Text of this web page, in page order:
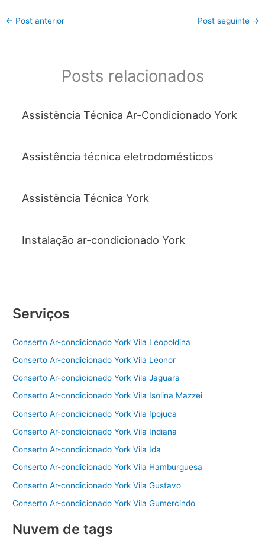
c
k
itt
p
← Post anterior Post seguinte →
Posts relacionados
Assistência Técnica Ar-Condicionado York
Assistência técnica eletrodomésticos
Assistência Técnica York
Instalação ar-condicionado York
Serviços
Conserto Ar-condicionado York Vila Leopoldina
Conserto Ar-condicionado York Vila Leonor
Conserto Ar-condicionado York Vila Jaguara
Conserto Ar-condicionado York Vila Isolina Mazzei
Conserto Ar-condicionado York Vila Ipojuca
Conserto Ar-condicionado York Vila Indiana
Conserto Ar-condicionado York Vila Ida
Conserto Ar-condicionado York Vila Hamburguesa
Conserto Ar-condicionado York Vila Gustavo
Conserto Ar-condicionado York Vila Gumercindo
Nuvem de tags